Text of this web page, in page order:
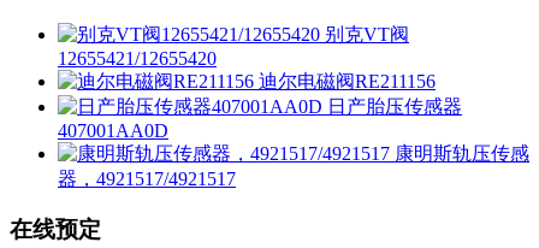
别克VT阀
12655421/12655420
迪尔电磁阀RE211156
日产胎压传感器
407001AA0D
康明斯轨压传感
器，4921517/4921517
在线预定